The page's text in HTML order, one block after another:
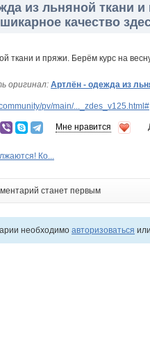
из льняной ткани
качество
оригинал: Артлён - одежда из
pv/main/..._zdes_v125.html#
Мне нравится
Ко...
станет первым
необходимо авторизоваться или